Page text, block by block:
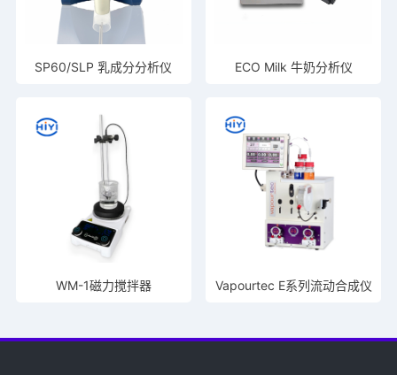
SP60/SLP 乳成分分析仪 ECO Milk 牛奶分析仪
WM-1磁力搅拌器 Vapourtec E系列流动合成仪